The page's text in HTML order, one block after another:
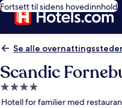
Fortsett til sidens hovedinnhold
Se alle overnattingssteder
Scandic
Overnattingssted
med
Hotell for familier med